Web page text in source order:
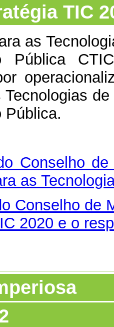
TIC
as
Pública
Pública.
Conselho
as
Conselho de
2020 e o